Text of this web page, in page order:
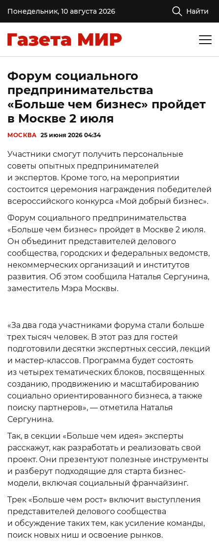
Понедельник, 10 августа 2026 Найти
Форум социального
предпринимательства
«Больше чем бизнес» пройдет
в Москве 2 июля
МОСКВА 25 июня 2026 04:34
Участники смогут получить персональные
советы опытных предпринимателей
и экспертов. Кроме того, на мероприятии
состоится церемония награждения победителей
всероссийского конкурса «Мой добрый бизнес».
Форум социального предпринимательства
«Больше чем бизнес» пройдет в Москве 2 июля.
Он объединит представителей делового
сообщества, городских и федеральных ведомств,
некоммерческих организаций и институтов
развития. Об этом сообщила Наталья Сергунина,
заместитель Мэра Москвы.
«За два года участниками форума стали больше
трех тысяч человек. В этот раз для гостей
подготовили десятки экспертных сессий, лекций
и мастер-классов. Программа будет состоять
из четырех тематических блоков, посвященных
созданию, продвижению и масштабированию
социально ориентированного бизнеса, а также
поиску партнеров», — отметила Наталья
Сергунина.
Так, в секции «Больше чем идея» эксперты
расскажут, как разработать и реализовать свой
проект. Они презентуют полезные инструменты
и разберут подходящие для старта бизнес-
модели, включая социальный франчайзинг.
Трек «Больше чем рост» включит выступления
представителей делового сообщества
и обсуждение таких тем, как усиление команды,
поиск новых ниш и освоение рынков.